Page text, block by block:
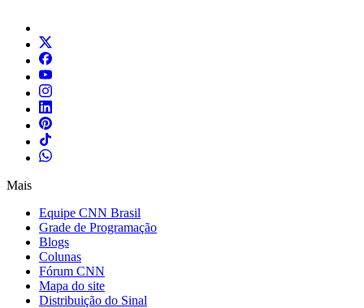
Mais
Equipe CNN Brasil
Grade de Programação
Blogs
Colunas
Fórum CNN
Mapa do site
Distribuição do Sinal